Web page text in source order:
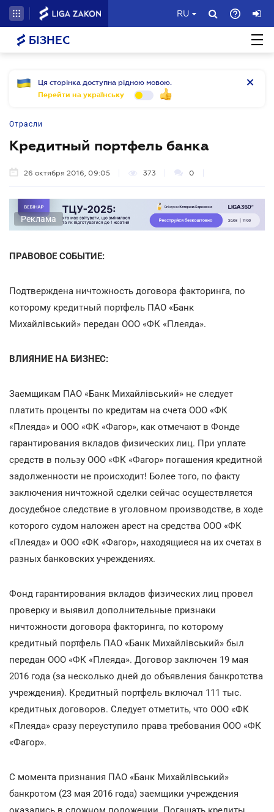
RU
БІЗНЕС
Ця сторінка доступна рідною мовою.
Перейти на українську
Отрасли
Кредитный портфель банка
26 октября 2016, 09:05 373 0
Реклама
ПРАВОВОЕ СОБЫТИЕ:
Подтверждена ничтожность договора факторинга, по
которому кредитный портфель ПАО «Банк
Михайлівський» передан ООО «ФК «Плеяда».
ВЛИЯНИЕ НА БИЗНЕС:
Заемщикам ПАО «Банк Михайлівський» не следует
платить проценты по кредитам на счета ООО «ФК
«Плеяда» и ООО «ФК «Фагор», как отмечают в Фонде
гарантирования вкладов физических лиц. При уплате
средств в пользу ООО «ФК «Фагор» погашения кредитной
задолженности не происходит! Более того, по факту
заключения ничтожной сделки сейчас осуществляется
досудебное следствие в уголовном производстве, в ходе
которого судом наложен арест на средства ООО «ФК
«Плеяда» и ООО «ФК «Фагор», находящиеся на их счетах в
разных банковских учреждениях.
Фонд гарантирования вкладов физических лиц провел
проверку и выявил дополнительные признаки
ничтожности договора факторинга, по которому
кредитный портфель ПАО «Банк Михайлівський» был
передан ООО «ФК «Плеяда». Договор заключен 19 мая
2016 года (за несколько дней до объявления банкротства
учреждения). Кредитный портфель включал 111 тыс.
кредитных договоров. Следует отметить, что ООО «ФК
«Плеяда» сразу переуступило права требования ООО «ФК
«Фагор».
С момента признания ПАО «Банк Михайлівський»
банкротом (23 мая 2016 года) заемщики учреждения